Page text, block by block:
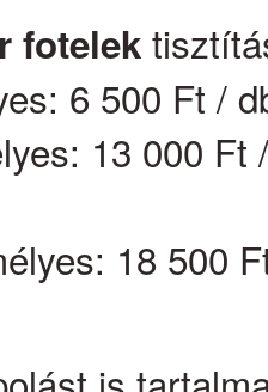
fotelek
6 500 Ft /
13 000
18 500